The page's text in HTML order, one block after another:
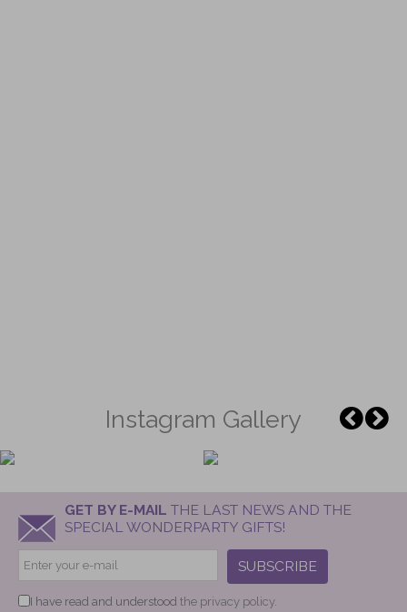
Instagram Gallery
GET BY E-MAIL THE LAST NEWS AND THE
SPECIAL WONDERPARTY GIFTS!
SUBSCRIBE
I have read and understood the privacy policy.